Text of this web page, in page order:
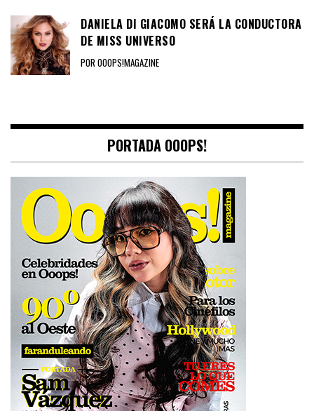
DANIELA DI GIACOMO SERÁ LA CONDUCTORA
DE MISS UNIVERSO
POR OOOPS!MAGAZINE
PORTADA OOOPS!